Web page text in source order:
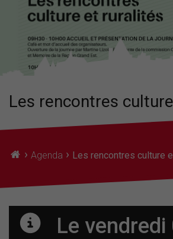
Les rencontres
› Agenda › Les rencontres culture
Le vendredi